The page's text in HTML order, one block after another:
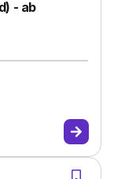
- ab